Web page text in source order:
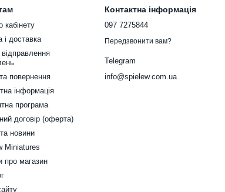
кабінету
і доставка
відправлення
повернення
інформація
програма
договір (оферта)
новини
Miniatures
про магазин
Контактна інформація
097 7275844
Передзвонити вам?
Telegram
info@spielew.com.ua